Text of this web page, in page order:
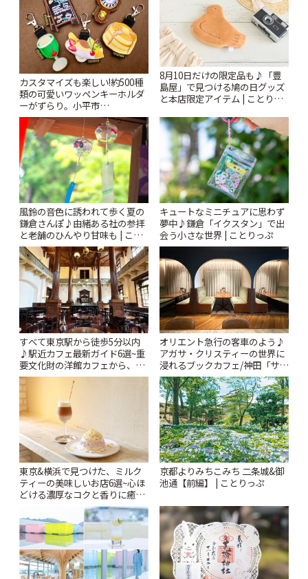
カスタマイズも楽しい!約500種
類の可愛いワッペンキーホルダ
ーがずらり。小平市
「Kimamaya T&K」 | ことりっ
ぷ
8月10日だけの限定品も♪「豊
島屋」で見つける鳩の日グッズ
と本店限定アイテム | ことりっ
風鈴の音色に誘われて歩く夏の
鎌倉さんぽ♪由緒ある社の参拝
と老舗のひんやり甘味も | こと
りっぷ
キュートなミニチュアに思わず
夢中♪鎌倉「イクスタン」で出
会う小さな世界 | ことりっぷ
すべて東京駅から徒歩5分以内
♪駅近カフェ最新ガイド6選~重
要文化財の洋館カフェから、改
札すぐのレトロ喫茶まで~ | こと
りっぷ
オリエント急行の客車のよう♪
アガサ・クリスティーの世界に
浸れるブックカフェ/神田「サロ
ンクリスティ」 | ことりっぷ
東京&横浜で見つけた、ミルク
ティーの美味しいお店6選~心ほ
どける濃厚なコクと香りに癒や
されるティータイム~ | ことりっ
ぷ
京都よりみちこみち 二条城&御
池通【前編】 | ことりっぷ